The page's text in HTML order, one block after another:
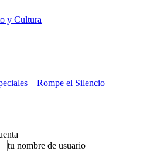
y Cultura
– Rompe el Silencio
tu nombre de usuario